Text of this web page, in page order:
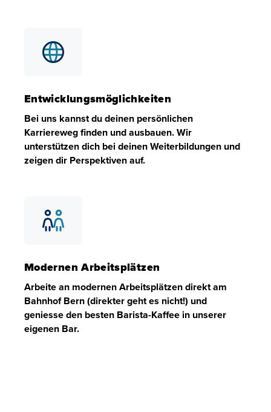
Erlebe regelmässige Team-Events, ein Ski-
Entwicklungsmöglichkeiten
Bei uns kannst du deinen persönlichen
Karriereweg finden und ausbauen. Wir
unterstützen dich bei deinen Weiterbildungen und
zeigen dir Perspektiven auf.
Bei uns kannst du deinen persönlichen Karriereweg
Modernen Arbeitsplätzen
Arbeite an modernen Arbeitsplätzen direkt am
Bahnhof Bern (direkter geht es nicht!) und
geniesse den besten Barista-Kaffee in unserer
eigenen Bar.